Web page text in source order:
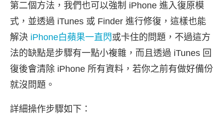
第二個方法，我們也可以強制 iPhone 進入復原模
式，並透過 iTunes 或 Finder 進行修復，這樣也能
解決 iPhone白蘋果一直閃 或卡住的問題，不過這方
法的缺點是步驟有一點小複雜，而且透過 iTunes 回
復後會清除 iPhone 所有資料，若你之前有做好備份
就沒問題。
詳細操作步驟如下：